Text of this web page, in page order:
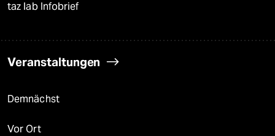
taz lab Infobrief
Veranstaltungen
Demnächst
Vor Ort